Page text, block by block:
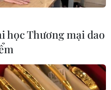
học Thương mại dao